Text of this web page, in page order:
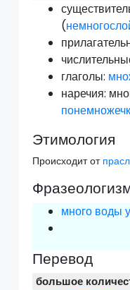
(
глаголы:
наречия:
Этимология
Происходит от
много воды
Перевод
большое